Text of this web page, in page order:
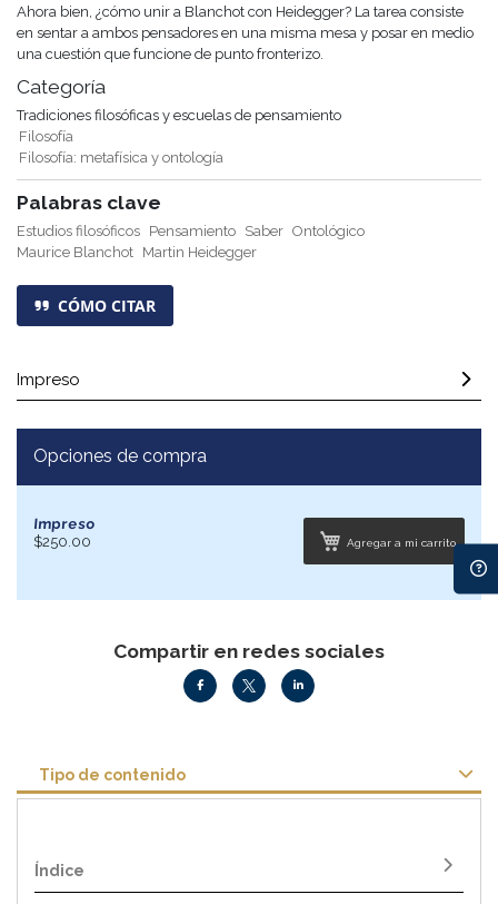
Ahora bien, ¿cómo unir a Blanchot con Heidegger? La tarea consiste
en sentar a ambos pensadores en una misma mesa y posar en medio
una cuestión que funcione de punto fronterizo.
Categoría
Tradiciones filosóficas y escuelas de pensamiento
Filosofía
Filosofía: metafísica y ontología
Palabras clave
Estudios filosóficos Pensamiento Saber Ontológico
Maurice Blanchot Martin Heidegger
CÓMO CITAR
Impreso
Opciones de compra
Impreso
$250.00
Agregar a mi carrito
Compartir en redes sociales
Tipo de contenido
Índice